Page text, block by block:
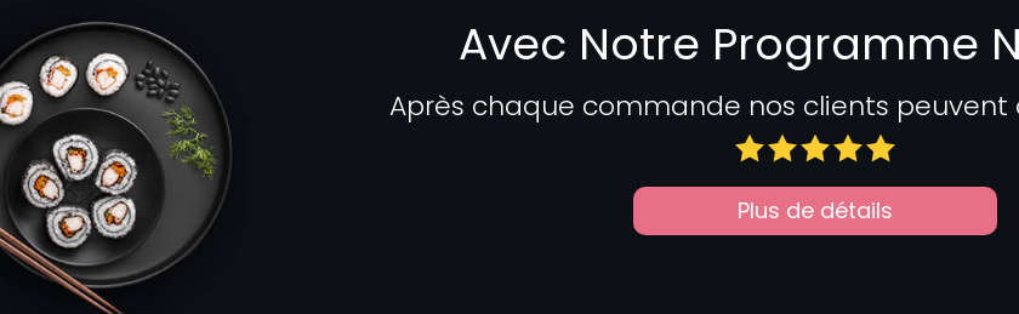
Avec Notre Programme
Après chaque commande nos clients peuvent
Plus de détails